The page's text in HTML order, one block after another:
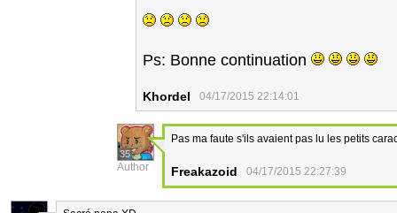
Ps: Bonne continuation
Khordel 04/17/2015 22:14:01
35
Author
Pas ma faute s'ils avaient pas lu les petits
Freakazoid 04/17/2015 22:27:39